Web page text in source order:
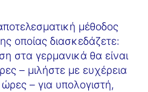
μέθοδος
οποίας διασκεδάζετε:
στα γερμανικά θα είναι
– μιλήστε με ευχέρεια
– για υπολογιστή,